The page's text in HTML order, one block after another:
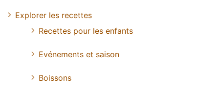
Explorer les recettes
Recettes pour les enfants
Evénements et saison
Boissons